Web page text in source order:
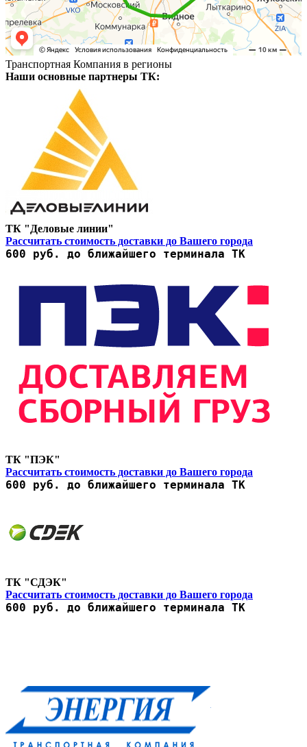
Транспортная Компания в регионы
Наши основные партнеры ТК:
ТК "Деловые линии"
Рассчитать стоимость доставки до Вашего города
600 руб. до ближайшего терминала ТК
ТК "ПЭК"
Рассчитать стоимость доставки до Вашего города
600 руб. до ближайшего терминала ТК
ТК "СДЭК"
Рассчитать стоимость доставки до Вашего города
600 руб. до ближайшего терминала ТК